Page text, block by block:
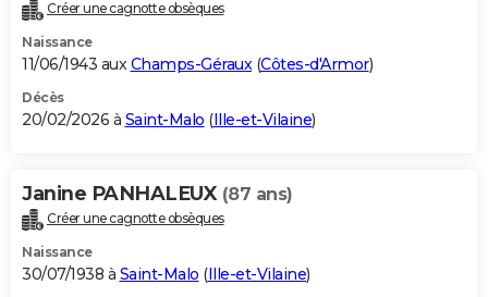
Dictionnaire
Biographies
Citations
Expressions
Proverbes
PROGRAMME TV
S'inscrire
Se connecter
Lycées
Collèges
Primaires
Universités
Entreprises
Service militaire
Avis de recherche
AVIS DE DÉCÈS
Bricolage
Lifestyle
Culture
Sport
Auto
Television
Voyage
Cinema
Créer une cagnotte obsèques
Naissance
11/06/1943 auxChamps-Géraux(Côtes-d'Armor)
Décès
20/02/2026 à Saint-Malo (Ille-et-Vilaine)
Janine PANHALEUX (87 ans)
Créer une cagnotte obsèques
Naissance
30/07/1938 à Saint-Malo (Ille-et-Vilaine)